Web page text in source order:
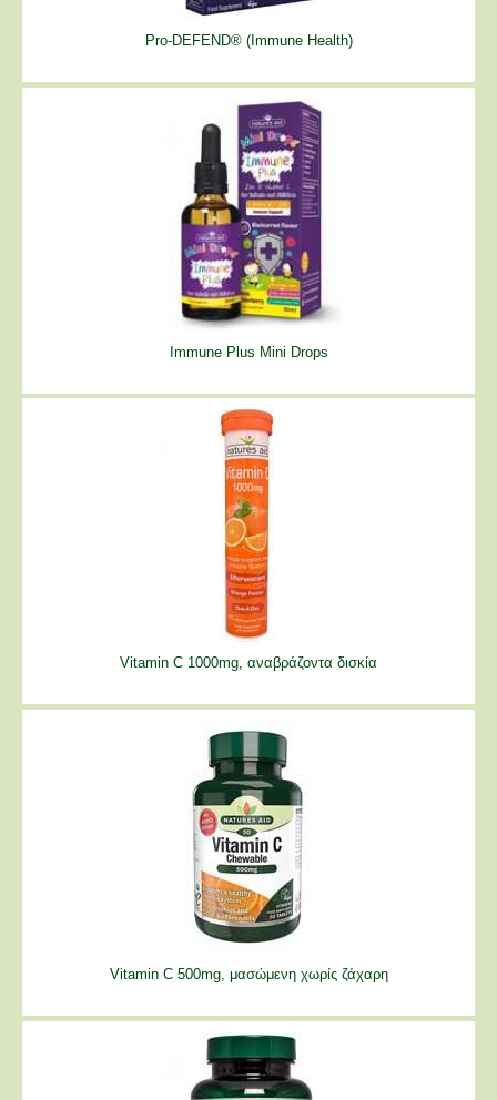
Pro-DEFEND® (Immune Health)
Immune Plus Mini Drops
Vitamin C 1000mg, αναβράζοντα δισκία
Vitamin C 500mg, μασώμενη χωρίς ζάχαρη